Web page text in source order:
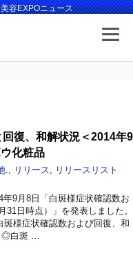
容EXPOニュース
復、和解状況＜2014年9
化粧品
. リリース
リリースリスト
9月8日「白斑様症状確認数お
31日時点）」を発表しました。
斑様症状確認数および回復、和
◎白斑 …